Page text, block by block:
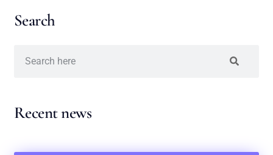
Search
Recent news